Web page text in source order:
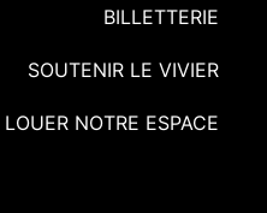
BILLETTERIE
SOUTENIR LE VIVIER
LOUER NOTRE ESPACE